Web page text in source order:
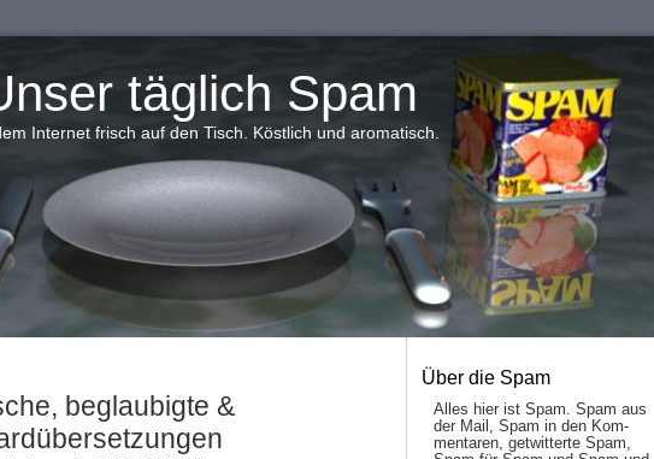
täglich Spam
Internet frisch auf den Tisch. Köstlich und aromatisch.
beglaubigte &
Über die Spam
Alles hier ist Spam. Spam aus
der Mail, Spam in den Kom­
men­taren, ge­twit­ter­te Spam,